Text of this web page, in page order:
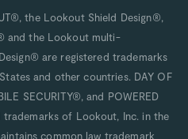
the Lookout Shield Design®,
and the Lookout multi-
are registered trademarks
and other countries. DAY OF
SECURITY®, and POWERED
trademarks of Lookout, Inc. in the
common law trademark